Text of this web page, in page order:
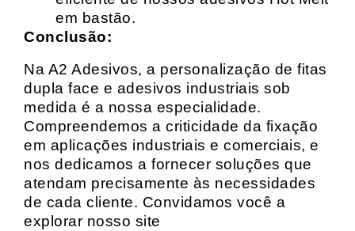
em bastão.
Conclusão:
Na A2 Adesivos, a personalização de fitas
dupla face e adesivos industriais sob
medida é a nossa especialidade.
Compreendemos a criticidade da fixação
em aplicações industriais e comerciais, e
nos dedicamos a fornecer soluções que
atendam precisamente às necessidades
de cada cliente. Convidamos você a
explorar nosso site